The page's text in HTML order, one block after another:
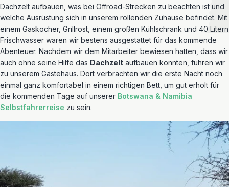
Dachzelt aufbauen, was bei Offroad-Strecken zu beachten ist und
welche Ausrüstung sich in unserem rollenden Zuhause befindet. Mit
einem Gaskocher, Grillrost, einem großen Kühlschrank und 40 Litern
Frischwasser waren wir bestens ausgestattet für das kommende
Abenteuer. Nachdem wir dem Mitarbeiter bewiesen hatten, dass wir
auch ohne seine Hilfe das Dachzelt aufbauen konnten, fuhren wir
zu unserem Gästehaus. Dort verbrachten wir die erste Nacht noch
einmal ganz komfortabel in einem richtigen Bett, um gut erholt für
die kommenden Tage auf unserer Botswana & Namibia
Selbstfahrerreise zu sein.